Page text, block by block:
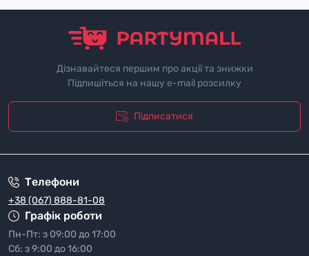
Дізнавайтеся першим про акції та знижки
Підпишіться на нашу e-mail розсилку
Підписатися
Телефони
+38 (067) 888-81-08
Графік роботи
Пн-Пт: з 09:00 до 17:00
Сб: з 9:00 до 16:00